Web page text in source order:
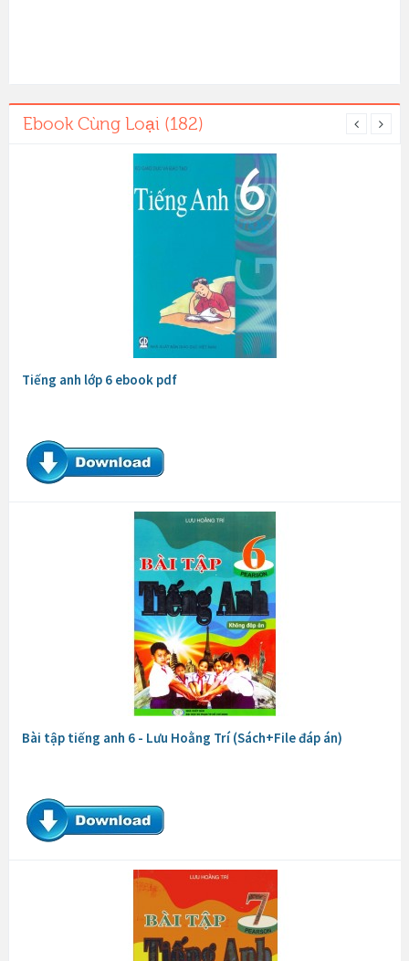
Ebook Cùng Loại (182)
Tiếng anh lớp 6 ebook pdf
Bài tập tiếng anh 6 - Lưu Hoằng Trí (Sách+File đáp án)